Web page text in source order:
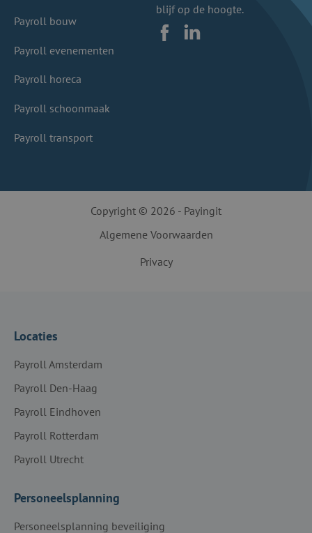
Payroll bouw
Payroll evenementen
Payroll horeca
Payroll schoonmaak
Payroll transport
blijf op de hoogte.
FacebookLinkedIn
Copyright © 2026 - Payingit
Algemene Voorwaarden
Privacy
Locaties
Payroll Amsterdam
Payroll Den-Haag
Payroll Eindhoven
Payroll Rotterdam
Payroll Utrecht
Personeelsplanning
Personeelsplanning beveiliging